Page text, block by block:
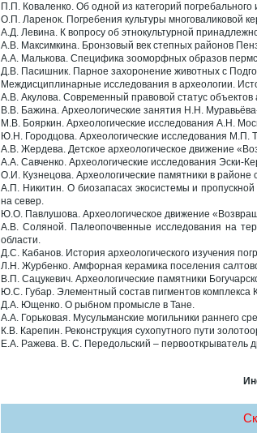
П.П. Коваленко. Об одной из категорий
О.П. Ларенок. Погребения культуры многоваликовой
А.Д. Левина. К вопросу об этнокультурной
А.В. Максимкина. Бронзовый век степных районов
А.А. Малькова. Специфика зооморфных образов
Д.В. Пасишник. Парное захоронение животных с
Междисциплинарные исследования в археологии.
А.В. Акулова. Современный правовой статус объектов
В.В. Бажина. Археологические занятия Н.Н.
М.В. Бояркин. Археологические исследования А.Н.
Ю.Н. Городцова. Археологические исследования М.П.
А.В. Жердева. Детское археологическое движение
А.А. Савченко. Археологические исследования Эски-
О.И. Кузнецова. Археологические памятники в
А.П. Никитин. О биозапасах экосистемы и
на север.
Ю.О. Павлушова. Археологическое движение
А.В. Соляной. Палеопочвенные исследования на
области.
Д.С. Кабанов. История археологического изучения
Л.Н. Журбенко. Амфорная керамика поселения
В.П. Сацукевич. Археологические памятники
Ю.С. Губар. Элементный состав пигментов комплекса
Д.А. Ющенко. О рыбном промысле в Тане.
А.А. Горьковая. Мусульманские могильники раннего
К.В. Карепин. Реконструкция сухопутного пути
Е.А. Ражева. В. С. Передольский – первооткрыватель